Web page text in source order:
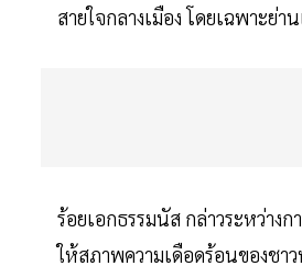
สายใจกลางเมือง โดยเฉพาะย่
ร้อยเอกธรรมนัส กล่าวระหว่า
ให้สภาพความเดือดร้อนของชา